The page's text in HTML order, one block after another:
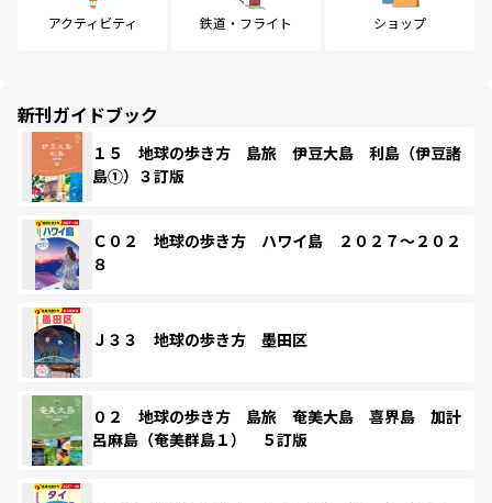
アクティビティ 鉄道・フライト ショップ
新刊ガイドブック
１５ 地球の歩き方 島旅 伊豆大島 利島（伊豆諸
島①）３訂版
Ｃ０２ 地球の歩き方 ハワイ島 ２０２７～２０２
８
Ｊ３３ 地球の歩き方 墨田区
０２ 地球の歩き方 島旅 奄美大島 喜界島 加計
呂麻島（奄美群島１） ５訂版